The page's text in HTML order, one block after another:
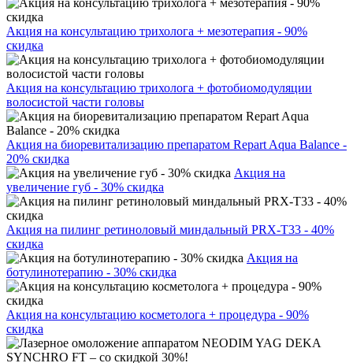
Акция на консультацию трихолога + мезотерапия - 90%
скидка
Акция на консультацию трихолога + фотобиомодуляции
волосистой части головы
Акция на биоревитализацию препаратом Repart Aqua Balance -
20% скидка
Акция на
увеличение губ - 30% скидка
Акция на пилинг ретиноловый миндальный PRX-T33 - 40%
скидка
Акция на
ботулинотерапию - 30% скидка
Акция на консультацию косметолога + процедура - 90%
скидка